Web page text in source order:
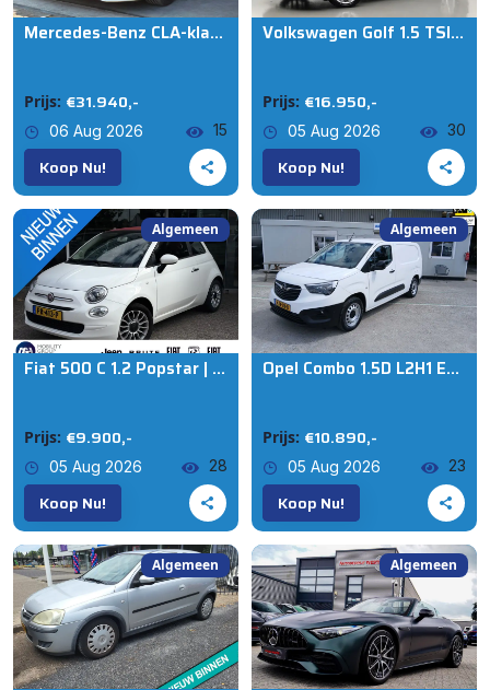
Mercedes-Benz CLA-klasse 200 Premium Plus / PANO / SFEER / CARPLAY / KEYLESS / ALCANTARA-LEDER / STOELVERW. / 19 INCH / FLIPPERS !
Prijs: €31.940,-
06 Aug 2026 15
Koop Nu!
Volkswagen Golf 1.5 TSI Highline Business R |Massage|Carplay|Navi|LED|
Prijs: €16.950,-
05 Aug 2026 30
Koop Nu!
Algemeen
Fiat 500 C 1.2 Popstar | Airco | Sensoren | Cabrio
Prijs: €9.900,-
05 Aug 2026 28
Koop Nu!
Algemeen
Opel Combo 1.5D L2H1 Edition airc euro 6
Prijs: €10.890,-
05 Aug 2026 23
Koop Nu!
Algemeen Algemeen